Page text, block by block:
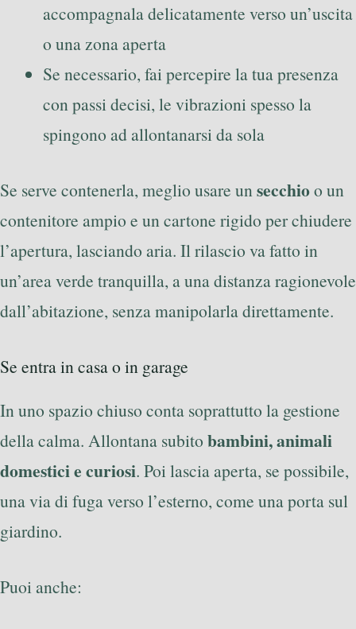
accompagnala delicatamente verso un’uscita
o una zona aperta
Se necessario, fai percepire la tua presenza
con passi decisi, le vibrazioni spesso la
spingono ad allontanarsi da sola
Se serve contenerla, meglio usare unsecchioo un
contenitore ampio e un cartone rigido per chiudere
l’apertura, lasciando aria. Il rilascio va fatto in
un’area verde tranquilla, a una distanza ragionevole
dall’abitazione, senza manipolarla direttamente.
Se entra in casa o in garage
In uno spazio chiuso conta soprattutto la gestione
della calma. Allontana subito bambini, animali
domestici e curiosi. Poi lascia aperta, se possibile,
una via di fuga verso l’esterno, come una porta sul
giardino.
Puoi anche: